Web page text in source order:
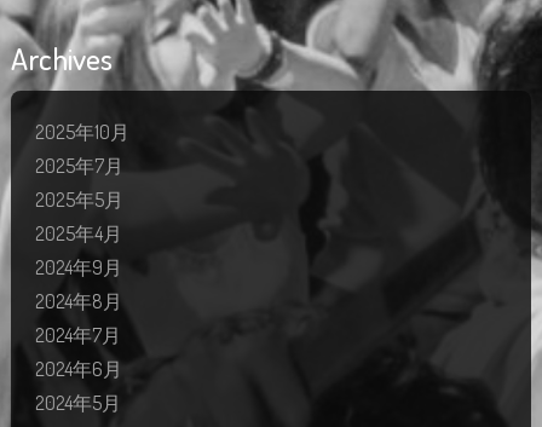
Archives
2025年10月
2025年7月
2025年5月
2025年4月
2024年9月
2024年8月
2024年7月
2024年6月
2024年5月